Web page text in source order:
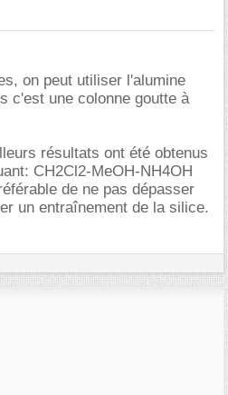
on peut utiliser l'alumine
c'est une colonne goutte à
résultats ont été obtenus
CH2Cl2-MeOH-NH4OH
de ne pas dépasser
un entraînement de la silice.